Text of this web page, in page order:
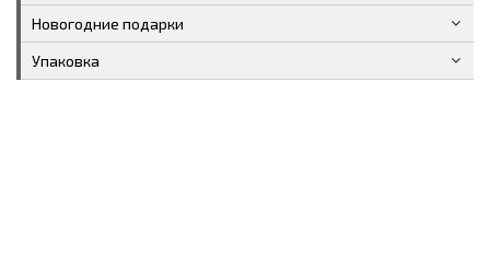
Новогодние подарки
Упаковка